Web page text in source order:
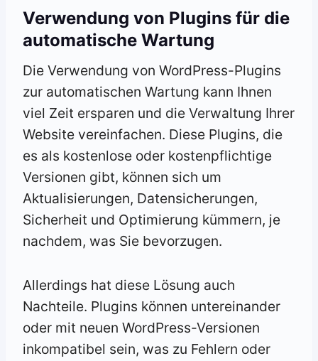
Verwendung von Plugins für die
automatische Wartung
Die Verwendung von WordPress-Plugins
zur automatischen Wartung kann Ihnen
viel Zeit ersparen und die Verwaltung Ihrer
Website vereinfachen. Diese Plugins, die
es als kostenlose oder kostenpflichtige
Versionen gibt, können sich um
Aktualisierungen, Datensicherungen,
Sicherheit und Optimierung kümmern, je
nachdem, was Sie bevorzugen.
Allerdings hat diese Lösung auch
Nachteile. Plugins können untereinander
oder mit neuen WordPress-Versionen
inkompatibel sein, was zu Fehlern oder